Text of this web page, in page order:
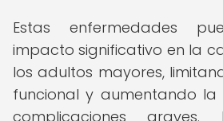
Estas enfermedades
impacto significativo en la
los adultos mayores,
funcional y aumentando
complicaciones